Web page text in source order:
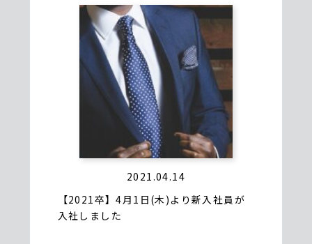
2021.04.14
【2021卒】4月1日(木)より新入社員が
入社しました